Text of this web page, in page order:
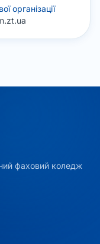
організації
фаховий коледж